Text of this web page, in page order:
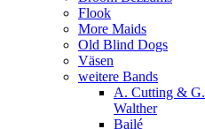
Flook
More Maids
Old Blind Dogs
Väsen
weitere Bands
A. Cutting & G.
Walther
Bailé